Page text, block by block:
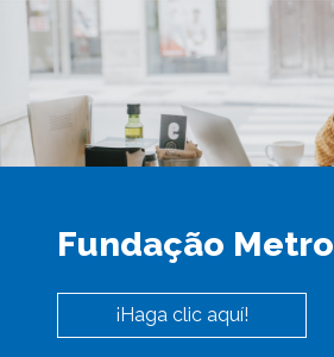
Fundação Metro
¡Haga clic aquí!